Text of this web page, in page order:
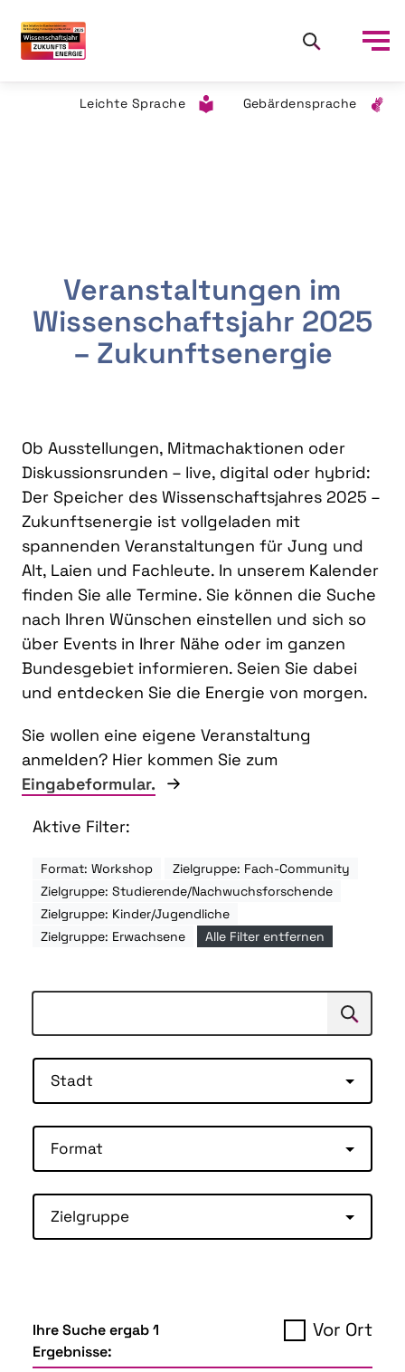
Leichte Sprache Gebärdensprache
Veranstaltungen im
Wissenschaftsjahr 2025
– Zukunftsenergie
Ob Ausstellungen, Mitmachaktionen oder
Diskussionsrunden – live, digital oder hybrid:
Der Speicher des Wissenschaftsjahres 2025 –
Zukunftsenergie ist vollgeladen mit
spannenden Veranstaltungen für Jung und
Alt, Laien und Fachleute. In unserem Kalender
finden Sie alle Termine. Sie können die Suche
nach Ihren Wünschen einstellen und sich so
über Events in Ihrer Nähe oder im ganzen
Bundesgebiet informieren. Seien Sie dabei
und entdecken Sie die Energie von morgen.
Sie wollen eine eigene Veranstaltung
anmelden? Hier kommen Sie zum
Eingabeformular.
Aktive Filter:
Format: Workshop
Zielgruppe: Fach-Community
Zielgruppe: Studierende/Nachwuchsforschende
Zielgruppe: Kinder/Jugendliche
Zielgruppe: Erwachsene
Alle Filter entfernen
Suchen
Stadt
Format
Zielgruppe
Ihre Suche ergab 1
Ergebnisse:
Vor Ort